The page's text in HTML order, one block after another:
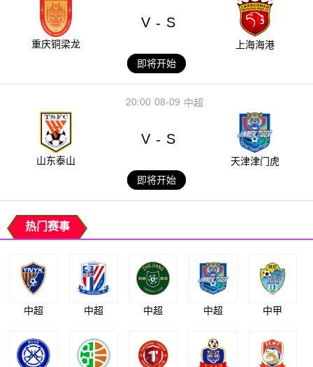
重庆铜梁龙
V - S
上海海港
即将开始
08-09
20:00 中超
山东泰山
V - S
天津津门虎
即将开始
热门赛事
中超 中超 中超 中超 中甲